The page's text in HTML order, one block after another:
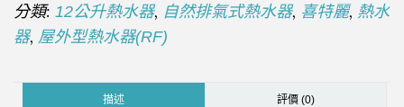
分類: 12公升熱水器, 自然排氣式熱水器, 喜特麗, 熱水
器, 屋外型熱水器(RF)
描述 評價 (0)